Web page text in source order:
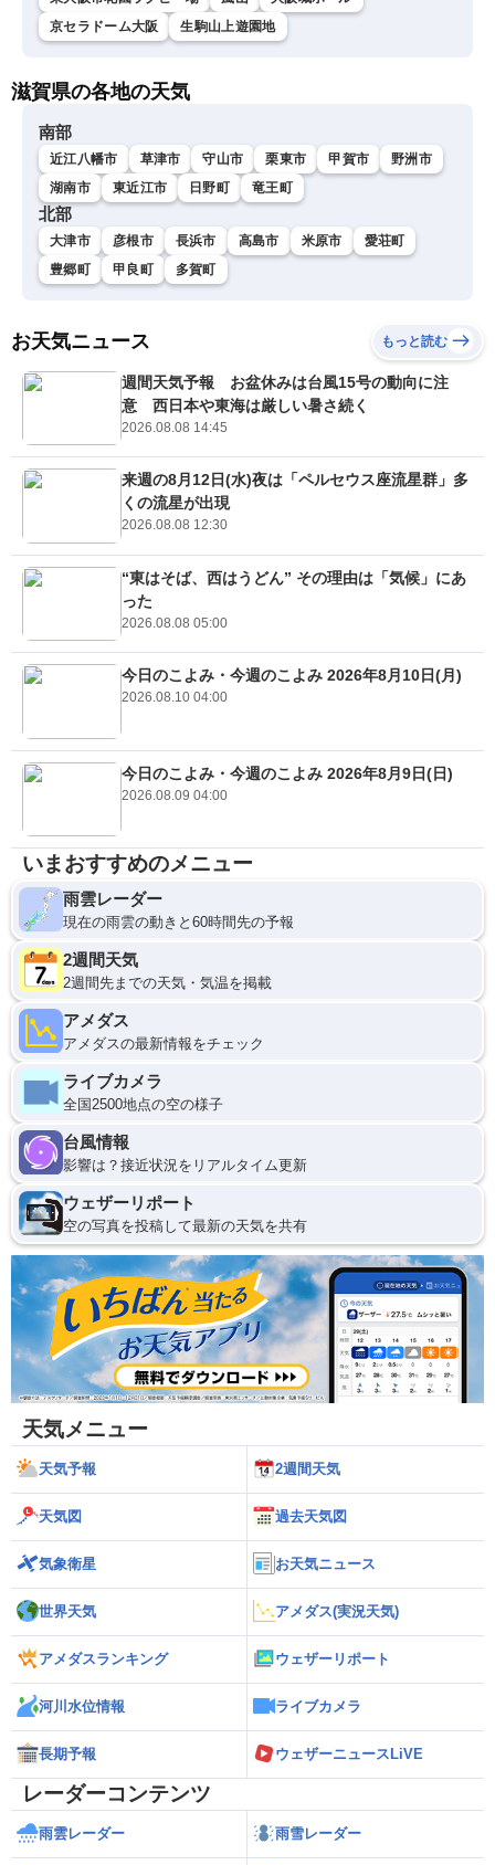
京セラドーム大阪
生駒山上遊園地
滋賀県の各地の天気
南部
近江八幡市 草津市 守山市 栗東市 甲賀市
野洲市
湖南市
東近江市 日野町 竜王町
北部
大津市 彦根市 長浜市 高島市 米原市
愛荘町
豊郷町
甲良町 多賀町
お天気ニュース もっと読む
週間天気予報 お盆休みは台風15号の動向に注
意 西日本や東海は厳しい暑さ続く
2026.08.08 14:45
来週の8月12日(水)夜は「ペルセウス座流星群」多
くの流星が出現
2026.08.08 12:30
“東はそば、西はうどん” その理由は「気候」にあ
った
2026.08.08 05:00
今日のこよみ・今週のこよみ 2026年8月10日(月)
2026.08.10 04:00
今日のこよみ・今週のこよみ 2026年8月9日(日)
2026.08.09 04:00
いまおすすめのメニュー
雨雲レーダー
現在の雨雲の動きと60時間先の予報
2週間天気
2週間先までの天気・気温を掲載
アメダス
アメダスの最新情報をチェック
ライブカメラ
全国2500地点の空の様子
台風情報
影響は？接近状況をリアルタイム更新
ウェザーリポート
空の写真を投稿して最新の天気を共有
天気メニュー
天気予報 2週間天気
天気図 過去天気図
気象衛星 お天気ニュース
世界天気 アメダス(実況天気)
アメダスランキング ウェザーリポート
河川水位情報 ライブカメラ
長期予報 ウェザーニュースLiVE
レーダーコンテンツ
雨雲レーダー 雨雪レーダー